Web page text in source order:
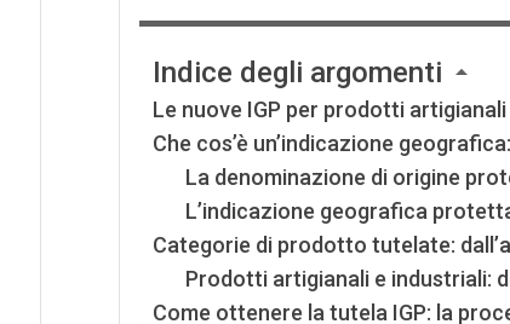
Indice degli argomenti
Le nuove IGP per prodotti
Che cos’è un’indicazione
La denominazione di origine
L’indicazione geografica
Categorie di prodotto tutelate:
Prodotti artigianali e industriali:
Come ottenere la tutela IGP: la